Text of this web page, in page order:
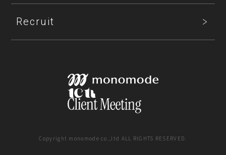
Recruit
Copyright monomode co.,ltd ALL RIGHTS RESERVED.